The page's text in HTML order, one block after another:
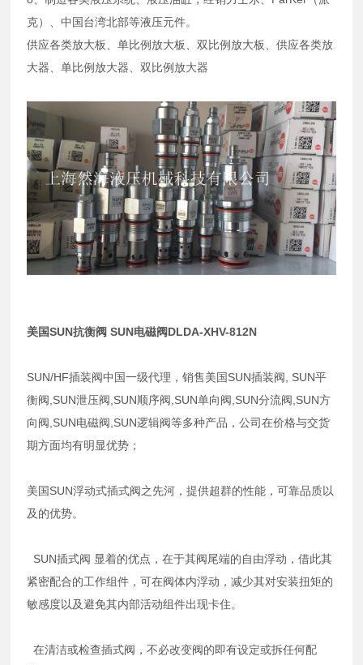
克）、中国台湾北部等液压元件。
供应各类放大板、单比例放大板、双比例放大板、供应各类放
大器、单比例放大器、双比例放大器
美国SUN抗衡阀 SUN电磁阀DLDA-XHV-812N
SUN/HF插装阀中国一级代理，销售美国SUN插装阀, SUN平
衡阀,SUN泄压阀,SUN顺序阀,SUN单向阀,SUN分流阀,SUN方
向阀,SUN电磁阀,SUN逻辑阀等多种产品，公司在价格与交货
期方面均有明显优势；
美国SUN浮动式插式阀之先河，提供超群的性能，可靠品质以
及的优势。
SUN插式阀 显着的优点，在于其阀尾端的自由浮动，借此其
紧密配合的工作组件，可在阀体内浮动，减少其对安装扭矩的
敏感度以及避免其内部活动组件出现卡住。
在清洁或检查插式阀，不必改变阀的即有设定或拆任何配